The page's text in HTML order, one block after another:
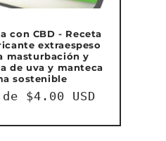
con CBD - Receta
extraespeso
masturbación y
de uva y manteca
sostenible
$4.00 USD